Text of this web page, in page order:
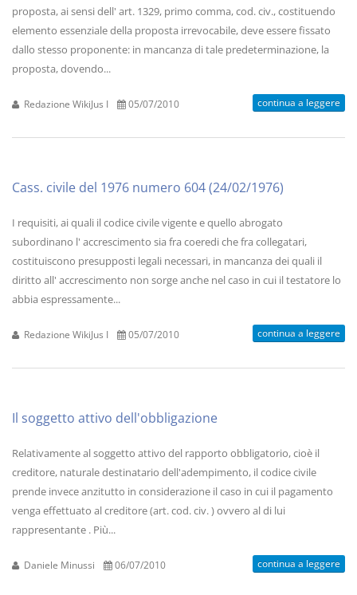
proposta, ai sensi dell' art. 1329, primo comma, cod. civ., costituendo
elemento essenziale della proposta irrevocabile, deve essere fissato
dallo stesso proponente: in mancanza di tale predeterminazione, la
proposta, dovendo...
Redazione WikiJus I 05/07/2010 continua a leggere
Cass. civile del 1976 numero 604 (24/02/1976)
I requisiti, ai quali il codice civile vigente e quello abrogato
subordinano l' accrescimento sia fra coeredi che fra collegatari,
costituiscono presupposti legali necessari, in mancanza dei quali il
diritto all' accrescimento non sorge anche nel caso in cui il testatore lo
abbia espressamente...
Redazione WikiJus I 05/07/2010 continua a leggere
Il soggetto attivo dell'obbligazione
Relativamente al soggetto attivo del rapporto obbligatorio, cioè il
creditore, naturale destinatario dell'adempimento, il codice civile
prende invece anzitutto in considerazione il caso in cui il pagamento
venga effettuato al creditore (art. cod. civ. ) ovvero al di lui
rappresentante . Più...
Daniele Minussi 06/07/2010 continua a leggere